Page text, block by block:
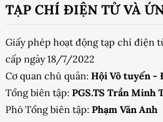
TẠP CHÍ ĐIỆN TỬ VÀ
Giấy phép hoạt động tạp chí điện
cấp ngày 18/7/2022
Cơ quan chủ quản: Hội Vô tuyến -
Tổng biên tập: PGS.TS Trần Minh
Phó Tổng biên tập: Phạm Văn Anh